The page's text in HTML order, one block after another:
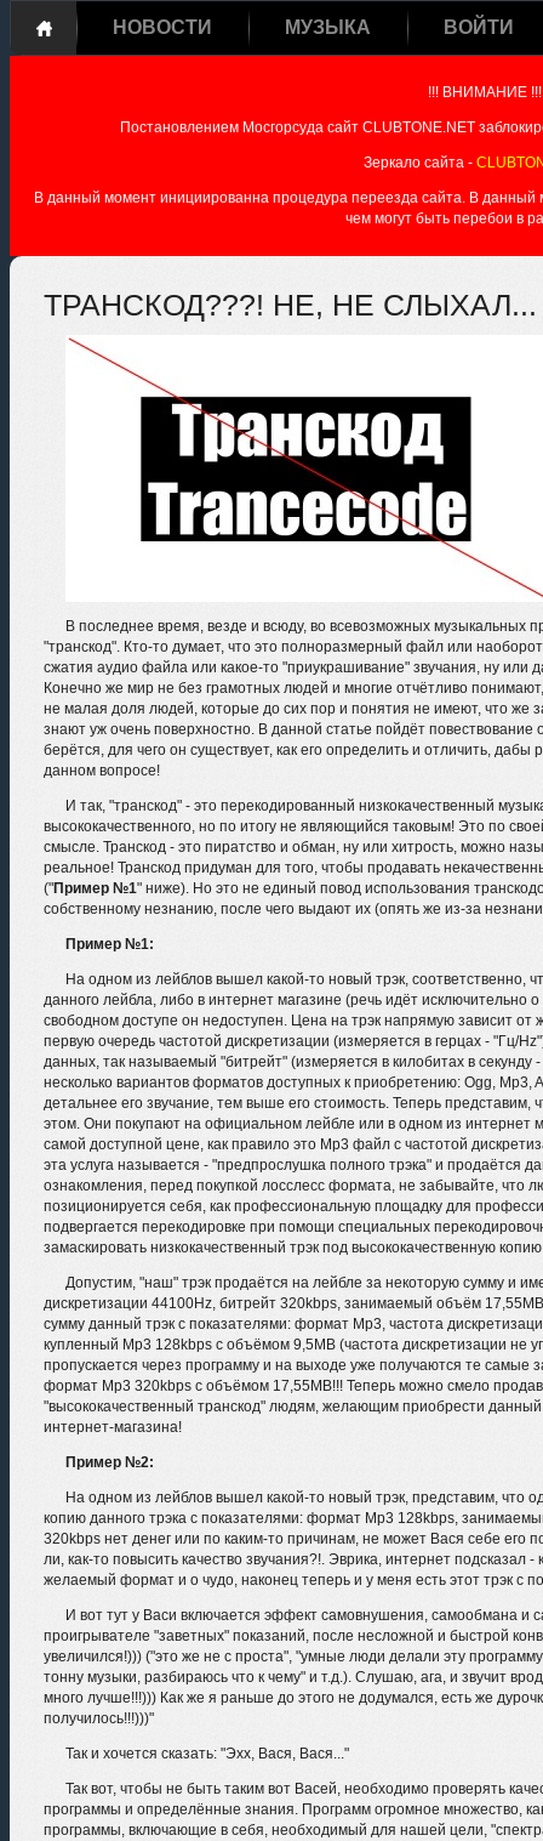
НОВОСТИ МУЗЫКА ВОЙТИ
!!! ВНИМАНИЕ !!!
Постановлением Мосгорсуда сайт CLUBTONE.NET
Зеркало сайта -
В данный момент инициированна процедура переезда сайта. В данный
чем могут быть перебои в
ТРАНСКОД???! НЕ, НЕ СЛЫХАЛ...
В последнее время, везде и всюду, во всевозможных музыкальных
"транскод". Кто-то думает, что это полноразмерный файл или
сжатия аудио файла или какое-то "приукрашивание" звучания, ну или
Конечно же мир не без грамотных людей и многие отчётливо
не малая доля людей, которые до сих пор и понятия не имеют, что же
знают уж очень поверхностно. В данной статье пойдёт повествование
берётся, для чего он существует, как его определить и отличить, дабы
данном вопросе!
И так, "транскод" - это перекодированный низкокачественный
высококачественного, но по итогу не являющийся таковым! Это по
смысле. Транскод - это пиратство и обман, ну или хитрость, можно
реальное! Транскод придуман для того, чтобы продавать
("Пример №1" ниже). Но это не единый повод использования
собственному незнанию, после чего выдают их (опять же из-за
Пример №1:
На одном из лейблов вышел какой-то новый трэк, соответственно,
данного лейбла, либо в интернет магазине (речь идёт
свободном доступе он недоступен. Цена на трэк напрямую зависит от
первую очередь частотой дискретизации (измеряется в герцах - "Гц/
данных, так называемый "битрейт" (измеряется в килобитах в секунду
несколько вариантов форматов доступных к приобретению: Ogg,
детальнее его звучание, тем выше его стоимость. Теперь представим,
этом. Они покупают на официальном лейбле или в одном из интернет
самой доступной цене, как правило это Mp3 файл с частотой
эта услуга называется - "предпрослушка полного трэка" и продаётся
ознакомления, перед покупкой лосслесс формата, не забывайте, что
позиционируется себя, как профессиональную площадку для
подвергается перекодировке при помощи специальных
замаскировать низкокачественный трэк под высококачественную
Допустим, "наш" трэк продаётся на лейбле за некоторую сумму и
дискретизации 44100Hz, битрейт 320kbps, занимаемый объём
сумму данный трэк с показателями: формат Mp3, частота
купленный Mp3 128kbps с объёмом 9,5MB (частота дискретизации не
пропускается через программу и на выходе уже получаются те самые
формат Mp3 320kbps с объёмом 17,55MB!!! Теперь можно смело
"высококачественный транскод" людям, желающим приобрести
интернет-магазина!
Пример №2:
На одном из лейблов вышел какой-то новый трэк, представим, что
копию данного трэка с показателями: формат Mp3 128kbps,
320kbps нет денег или по каким-то причинам, не может Вася себе его
ли, как-то повысить качество звучания?!. Эврика, интернет
желаемый формат и о чудо, наконец теперь и у меня есть этот трэк с
И вот тут у Васи включается эффект самовнушения, самообмана и
проигрывателе "заветных" показаний, после несложной и быстрой
увеличился!))) ("это же не с проста", "умные люди делали эту
тонну музыки, разбираюсь что к чему" и т.д.). Слушаю, ага, и звучит
много лучше!!!))) Как же я раньше до этого не додумался, есть же
получилось!!!)))"
Так и хочется сказать: "Эхх, Вася, Вася..."
Так вот, чтобы не быть таким вот Васей, необходимо проверять
программы и определённые знания. Программ огромное множество,
программы, включающие в себя, необходимый для нашей цели,